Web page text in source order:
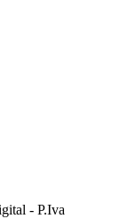
- P.Iva